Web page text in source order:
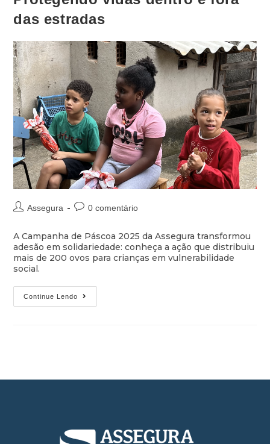
das estradas
Assegura 0 comentário
A Campanha de Páscoa 2025 da Assegura transformou
adesão em solidariedade: conheça a ação que distribuiu
mais de 200 ovos para crianças em vulnerabilidade
social.
Continue Lendo